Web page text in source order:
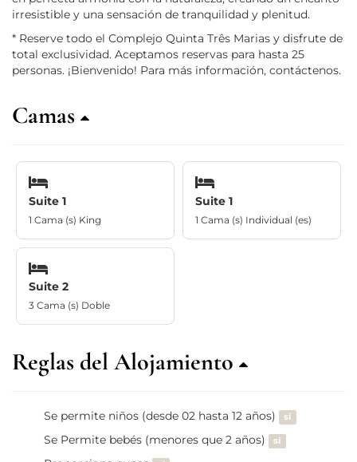
irresistible y una sensación de tranquilidad y plenitud.
* Reserve todo el Complejo Quinta Três Marias y disfrute de
total exclusividad. Aceptamos reservas para hasta 25
personas. ¡Bienvenido! Para más información, contáctenos.
Camas
Suite 1
1 Cama (s) King
Suite 1
1 Cama (s) Individual (es)
Suite 2
3 Cama (s) Doble
Reglas del Alojamiento
Se permite niños (desde 02 hasta 12 años) sí
Se Permite bebés (menores que 2 años) sí